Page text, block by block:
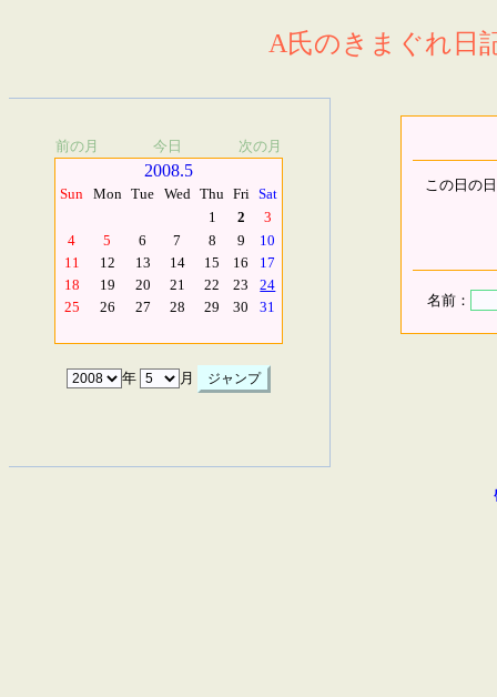
A氏のきまぐれ日
前の月 今日 次の月
2008.5
Sun Mon Tue Wed Thu Fri Sat
1
2
3
4
5 6 7 8 9
10
11
12 13 14 15 16
17
18
19 20 21 22 23
24
25
26 27 28 29 30 31
年 月
この日の
名前：